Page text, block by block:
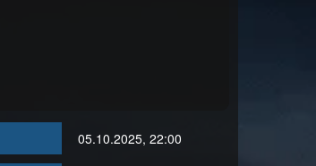
05.10.2025, 22:00